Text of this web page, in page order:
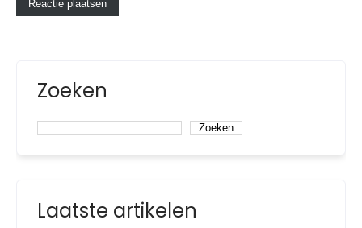
Zoeken
Zoeken
Laatste artikelen